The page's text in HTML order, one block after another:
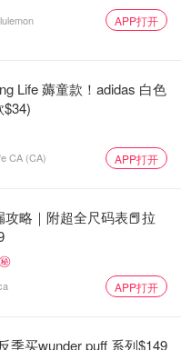
APP打开
Life 薅童款！adidas 白色
CA (CA) APP打开
略｜附超全尺码表📕拉
APP打开
季买wunder puff 系列$149